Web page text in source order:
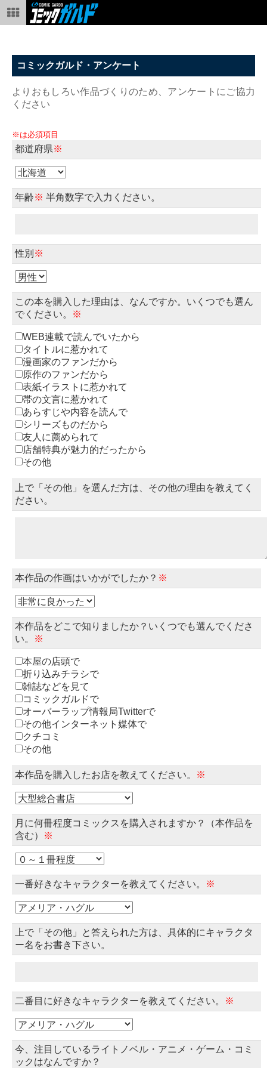
コミックガルド・アンケート
よりおもしろい作品づくりのため、アンケートにご協力
ください
※は必須項目
都道府県※
年齢※ 半角数字で入力ください。
性別 ※
この本を購入した理由は、なんですか。いくつでも選ん
でください。
※
WEB連載で読んでいたから
タイトルに惹かれて
漫画家のファンだから
原作のファンだから
表紙イラストに惹かれて
帯の文言に惹かれて
あらすじや内容を読んで
シリーズものだから
友人に薦められて
店舗特典が魅力的だったから
その他
上で「その他」を選んだ方は、その他の理由を教えてく
ださい。
本作品の作画はいかがでしたか？ ※
本作品をどこで知りましたか？いくつでも選んでくださ
い。
※
本屋の店頭で
折り込みチラシで
雑誌などを見て
コミックガルドで
オーバーラップ情報局Twitterで
その他インターネット媒体で
クチコミ
その他
本作品を購入したお店を教えてください。 ※
月に何冊程度コミックスを購入されますか？（本作品を
含む）
※
一番好きなキャラクターを教えてください。 ※
上で「その他」と答えられた方は、具体的にキャラクタ
ー名をお書き下さい。
二番目に好きなキャラクターを教えてください。 ※
今、注目しているライトノベル・アニメ・ゲーム・コミ
ックはなんですか？